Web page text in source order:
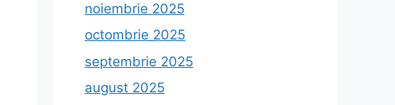
noiembrie 2025
octombrie 2025
septembrie 2025
august 2025